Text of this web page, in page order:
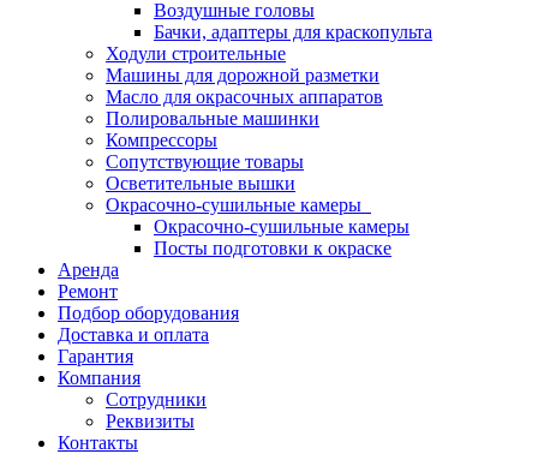
Воздушные головы
Бачки, адаптеры для краскопульта
Ходули строительные
Машины для дорожной разметки
Масло для окрасочных аппаратов
Полировальные машинки
Компрессоры
Сопутствующие товары
Осветительные вышки
Окрасочно-сушильные камеры
Окрасочно-сушильные камеры
Посты подготовки к окраске
Аренда
Ремонт
Подбор оборудования
Доставка и оплата
Гарантия
Компания
Сотрудники
Реквизиты
Контакты